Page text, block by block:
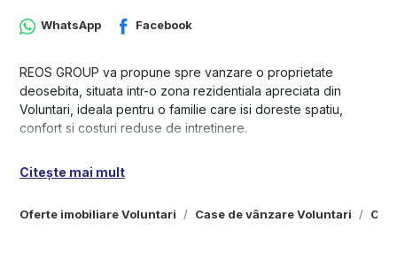
Oferte imobiliare Voluntari Case de vânzare Voluntari
WhatsApp Facebook
REOS GROUP va propune spre vanzare o proprietate
deosebita, situata intr-o zona rezidentiala apreciata din
Voluntari, ideala pentru o familie care isi doreste spatiu,
confort si costuri reduse de intretinere.
de o suprafata utila de aproximativ 280 mp si este
inchisa, garaj, camera tehnica si pivnita.
Citește mai mult